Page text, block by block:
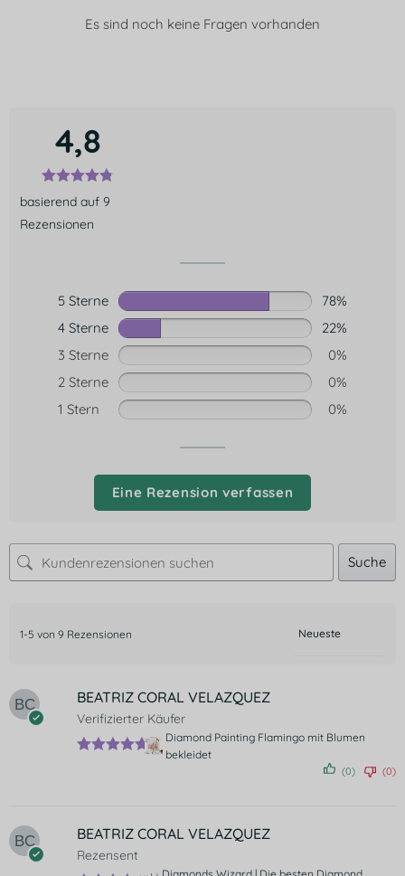
Es sind noch keine Fragen vorhanden
4,8
basierend auf 9
Rezensionen
5 Sterne
78%
4 Sterne
22%
3 Sterne
0%
2 Sterne
0%
1 Stern
0%
Eine Rezension verfassen
Suche
1-5 von 9 Rezensionen
BEATRIZ CORAL VELAZQUEZ
Verifizierter Käufer
Diamond Painting Flamingo mit Blumen
bekleidet
(0) (0)
BEATRIZ CORAL VELAZQUEZ
Rezensent